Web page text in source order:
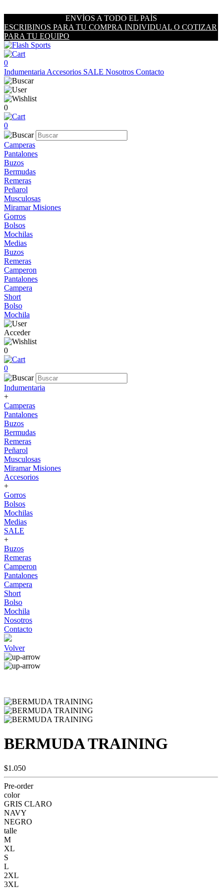
ENVÍOS A TODO EL PAÍS
ESCRIBINOS PARA TU COMPRA INDIVIDUAL O COTIZAR
PARA TU EQUIPO
0
Indumentaria Accesorios SALE Nosotros Contacto
0
0
Camperas
Pantalones
Buzos
Bermudas
Remeras
Peñarol
Musculosas
Miramar Misiones
Gorros
Bolsos
Mochilas
Medias
Buzos
Remeras
Camperon
Pantalones
Campera
Short
Bolso
Mochila
Acceder
0
0
Indumentaria
+
Camperas
Pantalones
Buzos
Bermudas
Remeras
Peñarol
Musculosas
Miramar Misiones
Accesorios
+
Gorros
Bolsos
Mochilas
Medias
SALE
+
Buzos
Remeras
Camperon
Pantalones
Campera
Short
Bolso
Mochila
Nosotros
Contacto
Volver
BERMUDA TRAINING
$1.050
Pre-order
color
GRIS CLARO
NAVY
NEGRO
talle
M
XL
S
L
2XL
3XL